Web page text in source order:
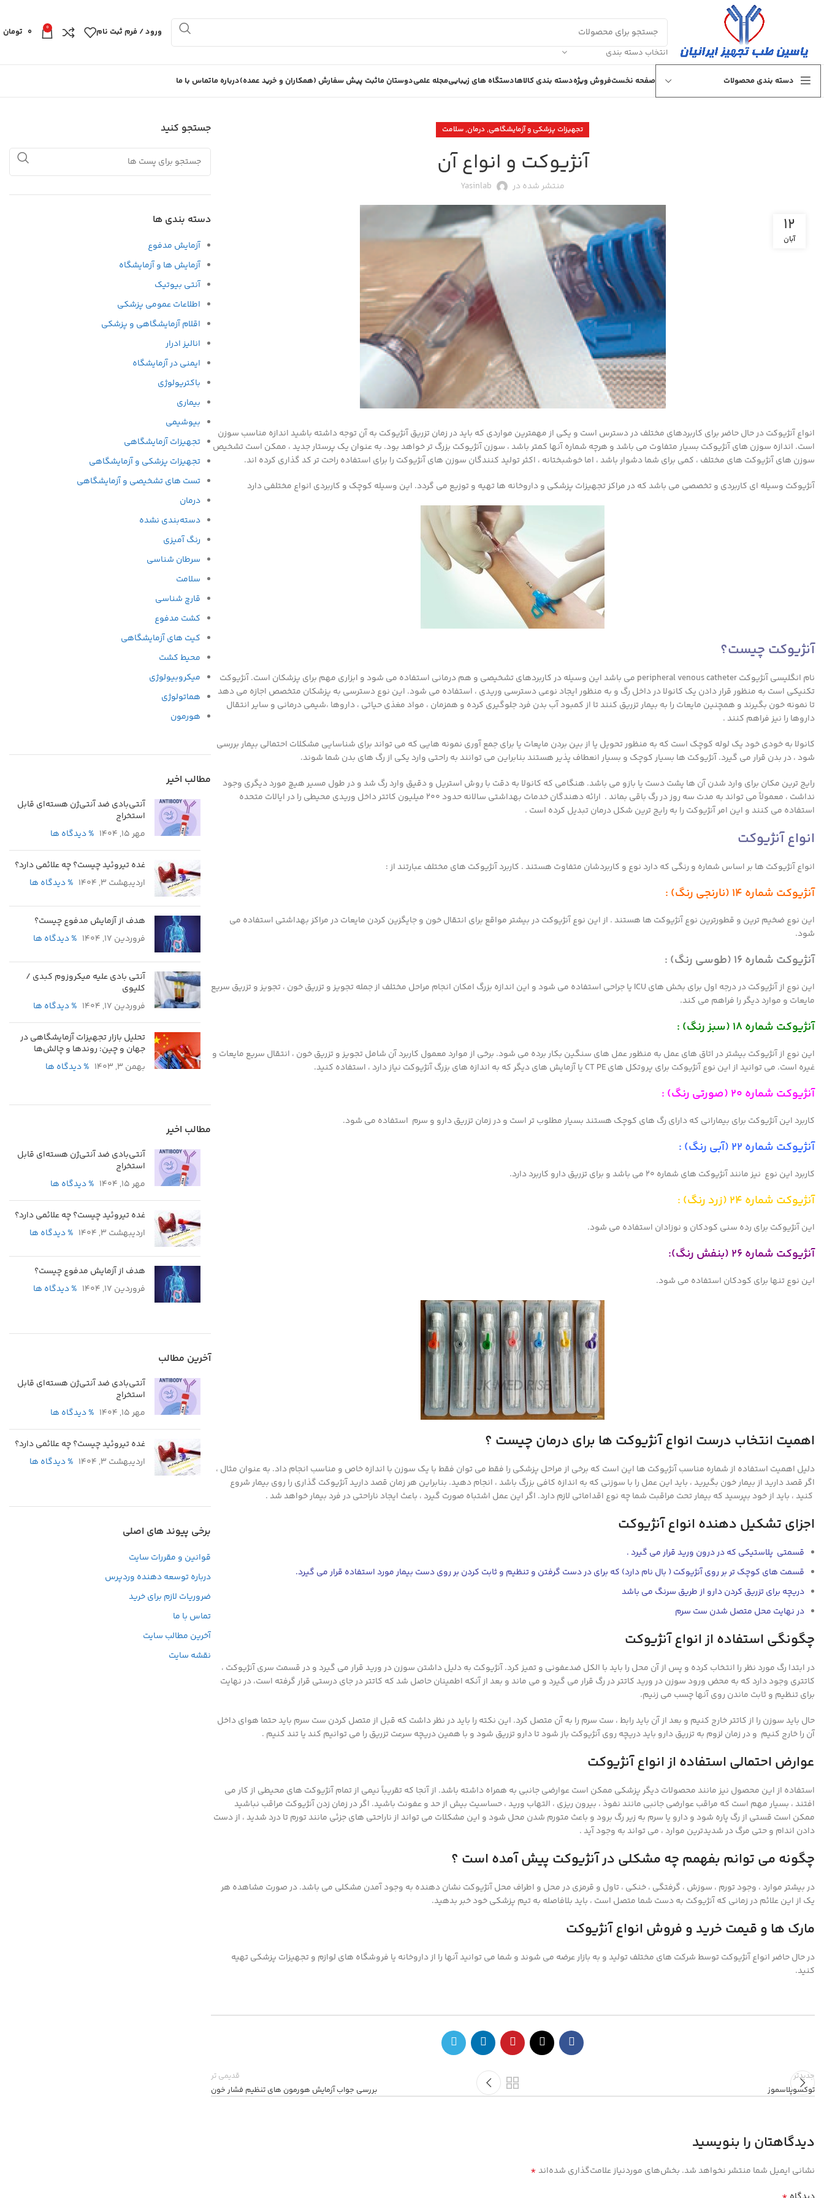
انتخاب دسته بندی
ورود / فرم ثبت نام 0
0 تومان
دسته بندی محصولات صفحه نخستفروش ویژهدسته بندی کالاهادستگاه های زیباییمجله علمیدوستان ماثبت پیش سفارش (همکاران و خرید عمده)درباره ماتماس با ما
تجهیزات پزشکی و آزمایشگاهی,درمان,سلامت
آنژیوکت و انواع آن
منتشر شده در Yasinlab
12
آبان
انواع آنژیوکت در حال حاضر برای کاربردهای مختلف در دسترس است و یکی از مهمترین مواردی که باید در زمان تزریق آنژیوکت به آن توجه داشته باشید اندازه مناسب سوزن
است. اندازه سوزن های آنژیوکت بسیار متفاوت می باشد و هرچه شماره آنها کمتر باشد ، سوزن آنژیوکت بزرگ تر خواهد بود. به عنوان یک پرستار جدید ، ممکن است تشخیص
سوزن های آنژیوکت های مختلف ، کمی برای شما دشوار باشد ، اما خوشبختانه ، اکثر تولید کنندگان سوزن های آنژیوکت را برای استفاده راحت تر کد گذاری کرده اند.
آنژیوکت وسیله ای کاربردی و تخصصی می باشد که در مراکز تجهیزات پزشکی و داروخانه ها تهیه و توزیع می گردد. این وسیله کوچک و کاربردی انواع مختلفی دارد
آنژیوکت چیست؟
نام انگلیسی آنژیوکت peripheral venous catheter می باشد این وسیله در كاربردهای تشخیصی و هم درمانی استفاده می شود و ابزاری مهم برای پزشكان است. آنژیوکت
تکنیکی است به منظور قرار دادن یک کانولا در داخل رگ و به منظور ایجاد نوعی دسترسی وریدی ، استفاده می شود. این نوع دسترسی به پزشکان متخصص اجازه می دهد
تا نمونه خون بگیرند و همچنین مایعات را به بیمار تزریق کنند تا از کمبود آب بدن فرد جلوگیری کرده و همزمان ، مواد مغذی حیاتی ، داروها ،شیمی درمانی و سایر انتقال
داروها را نیز فراهم کنند .
کانولا به خودی خود یک لوله کوچک است که به منظور تحویل یا از بین بردن مایعات یا برای جمع آوری نمونه هایی که می تواند برای شناسایی مشکلات احتمالی بیمار بررسی
شود ، در بدن قرار می گیرد. آنژیوکت ها بسیار کوچک و بسیار انعطاف پذیر هستند بنابراین می توانند به راحتی وارد یکی از رگ های بدن شما شوند.
رایج ترین مکان برای وارد شدن آن ها پشت دست یا بازو می باشد. هنگامی که کانولا به دقت با روش استریل و دقیق وارد رگ شد و در طول مسیر هیچ مورد دیگری وجود
نداشت ، معمولاً می تواند به مدت سه روز در رگ باقی بماند . ارائه دهندگان خدمات بهداشتی سالانه حدود ۲۰۰ میلیون کاتتر داخل وریدی محیطی را در ایالات متحده
استفاده می کنند و این امر آنژیوکت را به رایج ترین شکل درمان تبدیل کرده است .
انواع آنژیوکت
انواع آنژیوکت ها بر اساس شماره و رنگی که دارد نوع و کاربردشان متفاوت هستند . کاربرد آنژیوکت های مختلف عبارتند از :
آنژیوکت شماره ۱۴ (نارنجی رنگ) :
این نوع ضخیم ترین و قطورترین نوع آنژیوکت ها هستند . از این نوع آنژیوکت در بیشتر مواقع برای انتقال خون و جایگزین کردن مایعات در مراکز بهداشتی استفاده می
شود.
آنژیوکت شماره ۱۶ (طوسی رنگ) :
این نوع از آنژیوکت در درجه اول برای بخش های ICU یا جراحی استفاده می شود و این اندازه بزرگ امکان انجام مراحل مختلف از جمله تجویز و تزریق خون ، تجویز و تزریق سریع
مایعات و موارد دیگر را فراهم می کند.
آنژیوکت شماره ۱۸ (سبز رنگ) :
این نوع از آنژیوکت بیشتر در اتاق های عمل به منظور عمل های سنگین بکار برده می شود. برخی از موارد معمول کاربرد آن شامل تجویز و تزریق خون ، انتقال سریع مایعات و
غیره است. می توانید از این نوع آنژیوکت برای پروتکل های CT PE یا آزمایش های دیگر که به اندازه های بزرگ آنژیوکت نیاز دارد ، استفاده کنید.
آنژیوکت شماره ۲۰ (صورتی رنگ) :
کاربرد این آنژیوکت برای بیمارانی که دارای رگ های کوچک هستند بسیار مطلوب تر است و در زمان تزریق دارو و سرم استفاده می شود.
آنژیوکت شماره ۲۲ (آبی رنگ) :
کاربرد این نوع نیز مانند آنژیوکت های شماره ۲۰ می باشد و برای تزریق دارو کاربرد دارد.
آنژیوکت شماره ۲۴ (زرد رنگ) :
این آنژیوکت برای رده سنی کودکان و نوزادان استفاده می شود.
آنژیوکت شماره ۲۶ (بنفش رنگ):
این نوع تنها برای کودکان استفاده می شود.
اهمیت انتخاب درست انواع آنژیوکت ها برای درمان چیست ؟
دلیل اهمیت استفاده از شماره مناسب آنژیوکت ها این است که برخی از مراحل پزشکی را فقط می توان فقط با یک سوزن با اندازه خاص و مناسب انجام داد. به عنوان مثال ،
اگر قصد دارید از بیمار خون بگیرید ، باید این عمل را با سوزنی که به اندازه کافی بزرگ باشد ، انجام دهید. بنابراین هر زمان قصد دارید آنژیوکت گذاری را روی بیمار شروع
کنید ، باید از خود بپرسید که بیمار تحت مراقبت شما چه نوع اقداماتی لازم دارد. اگر این عمل اشتباه صورت گیرد ، باعث ایجاد ناراحتی در فرد بیمار خواهد شد .
اجزای تشکیل دهنده انواع آنژیوکت
قسمتی پلاستیکی که در درون ورید قرار می گیرد .
قسمت های کوچک تر بر روی آنژیوکت ( بال نام دارد) که برای در دست گرفتن و تنظیم و ثابت کردن بر روی دست بیمار مورد استفاده قرار می گیرد.
دریچه برای تزریق کردن دارو از طریق سرنگ می باشد
در نهایت محل متصل شدن ست سرم
چگونگی استفاده از انواع آنژیوکت
در ابتدا رگ مورد نظر را انتخاب کرده و پس از آن محل را باید با الکل ضدعفونی و تمیز کرد. آنژیوکت به دلیل داشتن سوزن در ورید قرار می گیرد و در قسمت سری آنژیوکت ،
کاتتری وجود دارد که به محض ورود سوزن در ورید کاتتر در رگ قرار می گیرد و می ماند و بعد از آنکه اطمینان حاصل شد که کاتتر در جای درستی قرار گرفته است، در نهایت
برای تنظیم و ثابت ماندن روی آنها چسب می زنیم.
حال باید سوزن را از کاتتر خارج کنیم و بعد از آن باید رابط ، ست سرم را به آن متصل کرد. این نکته را باید در نظر داشت که قبل از متصل کردن ست سرم باید حتما هوای داخل
آن را خارج کنیم و در زمان لزوم به تزریق دارو باید دریچه روی آنژیوکت باز شود تا دارو تزریق شود و با همین دریچه سرعت تزریق را می توانیم کند یا تند کنیم .
عوارض احتمالی استفاده از انواع آنژیوکت
استفاده از این محصول نیز مانند محصولات دیگر پزشکی ممکن است عوارضی جانبی به همراه داشته باشد. از آنجا که تقریباً نیمی از تمام آنژیوکت های محیطی از کار می
افتند ، بسیار مهم است که مراقب عوارضی جانبی مانند نفوذ ، بیرون ریزی ، التهاب ورید ، حساسیت بیش از حد و عفونت باشید. اگر در زمان زدن آنژیوکت مراقب نباشید
ممکن است قستی از رگ پاره شود و دارو یا سرم به زیر رگ برود و باعث متورم شدن محل شود و این مشکلات می تواند از ناراحتی های جزئی مانند تورم تا درد شدید ، از دست
دادن اندام و حتی مرگ در شدیدترین موارد ، می تواند به وجود آید .
چگونه می توانم بفهمم چه مشکلی در آنژیوکت پیش آمده است ؟
در بیشتر موارد ، وجود تورم ، سوزش ، گرفتگی ، خنکی ، تاول و قرمزی در محل و اطراف محل آنژیوکت نشان دهنده به وجود آمدن مشکلی می باشد. در صورت مشاهده هر
یک از این علائم در زمانی که آنژیوکت به دست شما متصل است ، باید بلافاصله به تیم پزشکی خود خبر بدهید.
مارک ها و قیمت خرید و فروش انواع آنژیوکت
در حال حاضر انواع آنژیوکت توسط شرکت های مختلف تولید و به بازار عرضه می شوند و شما می توانید آنها را از داروخانه یا فروشگاه های لوازم و تجهیزات پزشکی تهیه
کنید.
جدیدتر
توکسوپلاسموز
قدیمی تر
بررسی جواب آزمایش هورمون های تنظیم فشار خون
دیدگاهتان را بنویسید
نشانی ایمیل شما منتشر نخواهد شد. بخش‌های موردنیاز علامت‌گذاری شده‌اند*
جستجو کنید
دسته بندی ها
آزمایش مدفوع
آزمایش ها و آزمایشگاه
آنتی بیوتیک
اطلاعات عمومی پزشکی
اقلام آزمایشگاهی و پزشکی
انالیز ادرار
ایمنی در آزمایشگاه
باکتریولوژی
بیماری
بیوشیمی
تجهیزات آزمایشگاهی
تجهیزات پزشکی و آزمایشگاهی
تست های تشخیصی و آزمایشگاهی
درمان
دسته‌بندی نشده
رنگ آمیزی
سرطان شناسی
سلامت
قارچ شناسی
کشت مدفوع
کیت های آزمایشگاهی
محیط کشت
میکروبیولوژی
هماتولوژی
هورمون
مطالب اخیر
آنتی‌بادی ضد آنتی‌ژن هسته‌ای قابل
استخراج
مهر 15, 1404
% دیدگاه ها
غده تیروئید چیست؟ چه علائمی دارد؟
اردیبهشت 3, 1404
% دیدگاه ها
هدف از آزمایش مدفوع چیست؟
فروردین 17, 1404
% دیدگاه ها
آنتی بادی علیه میکروزوم کبدی /
کلیوی
فروردین 17, 1404
% دیدگاه ها
تحلیل بازار تجهیزات آزمایشگاهی در
جهان و چین: روندها و چالش‌ها
بهمن 3, 1403
% دیدگاه ها
مطالب اخیر
آنتی‌بادی ضد آنتی‌ژن هسته‌ای قابل
استخراج
مهر 15, 1404
% دیدگاه ها
غده تیروئید چیست؟ چه علائمی دارد؟
اردیبهشت 3, 1404
% دیدگاه ها
هدف از آزمایش مدفوع چیست؟
فروردین 17, 1404
% دیدگاه ها
آخرین مطالب
آنتی‌بادی ضد آنتی‌ژن هسته‌ای قابل
استخراج
مهر 15, 1404
% دیدگاه ها
غده تیروئید چیست؟ چه علائمی دارد؟
اردیبهشت 3, 1404
% دیدگاه ها
برخی پیوند های اصلی
قوانین و مقررات سایت
درباره توسعه دهنده وردپرس
ضروریات لازم برای خرید
تماس با ما
آخرین مطالب سایت
نقشه سایت